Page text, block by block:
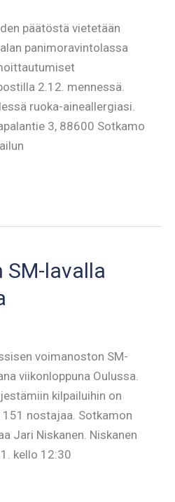
päätöstä vietetään
panimoravintolassa
2.12. mennessä.
ruoka-aineallergiasi.
3, 88600 Sotkamo
SM-lavalla
voimanoston SM-
viikonloppuna Oulussa.
kilpailuihin on
nostajaa. Sotkamon
Jari Niskanen. Niskanen
kello 12:30